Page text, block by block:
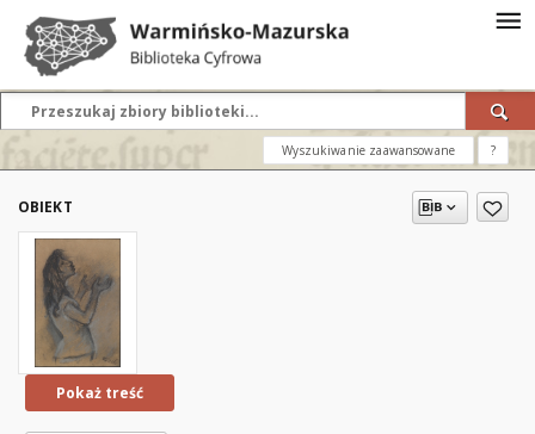
Wyszukiwanie zaawansowane ?
OBIEKT
Pokaż treść